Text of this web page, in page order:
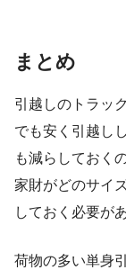
まとめ
引越しのトラッ
でも安く引越し
も減らしておく
家財がどのサイ
しておく必要が
荷物の多い単身